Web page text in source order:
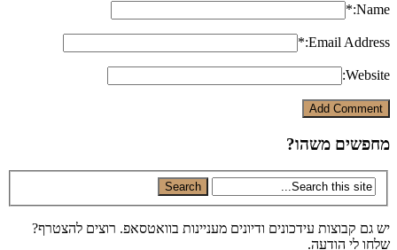
Name:
*
Email Address:
*
Website:
מחפשים משהו?
יש גם קבוצות עידכונים ודיונים מעניינות בוואטסאפ. רוצים להצטרף?
שלחו לי הודעה.